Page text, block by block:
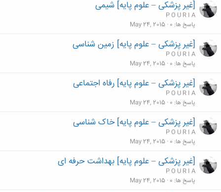
[غیر پزشکی – علوم پایه] شیمی
P O U R I A
پاسخ ها 0
May 24, 2015
[غیر پزشکی – علوم پایه] زمین شناسی
P O U R I A
پاسخ ها 0
May 24, 2015
[غیر پزشکی – علوم پایه] رفاه اجتماعی
P O U R I A
پاسخ ها 0
May 24, 2015
[غیر پزشکی – علوم پایه] خاک شناسی
P O U R I A
پاسخ ها 0
May 24, 2015
[غیر پزشکی – علوم پایه] بهداشت حرفه ای
P O U R I A
پاسخ ها 0
May 24, 2015